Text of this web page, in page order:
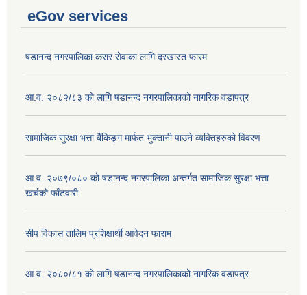
eGov services
षडानन्द नगरपालिका करार सेवाका लागि दरखास्त फारम
आ.व. २०८२/८३ को लागि षडानन्द नगरपालिकाको नागरिक वडापत्र
सामाजिक सुरक्षा भत्ता बैंकिङ्ग मार्फत भुक्तानी पाउने व्यक्तिहरुको विवरण
आ.व. २०७९/०८० को षडानन्द नगरपालिका अन्तर्गत सामाजिक सुरक्षा भत्ता
खर्चको फाँटवारी
सीप विकास तालिम प्रशिक्षार्थी आवेदन फाराम
आ.व. २०८०/८१ को लागि षडानन्द नगरपालिकाको नागरिक वडापत्र